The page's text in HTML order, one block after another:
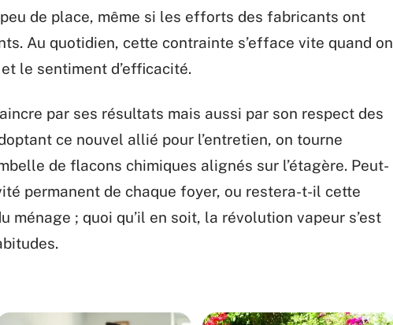
de place, même si les efforts des fabricants ont
Au quotidien, cette contrainte s’efface vite quand on
le sentiment d’efficacité.
par ses résultats mais aussi par son respect des
ce nouvel allié pour l’entretien, on tourne
de flacons chimiques alignés sur l’étagère. Peut-
permanent de chaque foyer, ou restera-t-il cette
ménage ; quoi qu’il en soit, la révolution vapeur s’est